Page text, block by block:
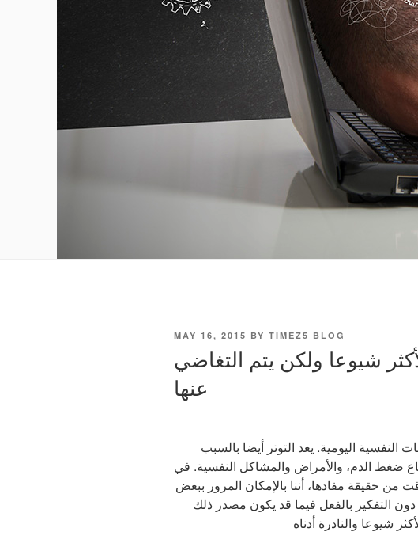
POSTED
MAY 16, 2015 BY TIMEZ5 BLOG
شيوعا ولكن يتم التغاضي
عنها
النفسية اليومية. يعد التوتر أيضا بالسبب
ضغط الدم، والأمراض والمشاكل النفسية. في
من حقيقة مفادها، أننا بالإمكان المرور ببعض
دون التفكير بالفعل فيما قد يكون مصدر ذلك